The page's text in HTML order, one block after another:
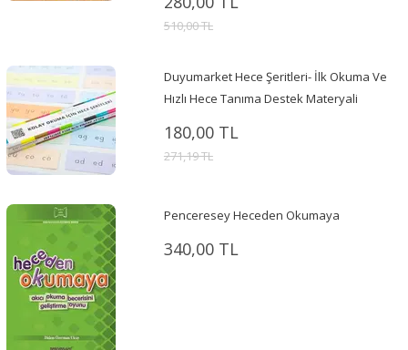
510,00 TL
Duyumarket Hece Şeritleri- İlk Okuma Ve
Hızlı Hece Tanıma Destek Materyali
180,00 TL
271,19 TL
Penceresey Heceden Okumaya
340,00 TL